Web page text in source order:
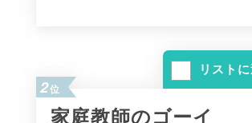
リスト
2位
家庭教師のゴーイ